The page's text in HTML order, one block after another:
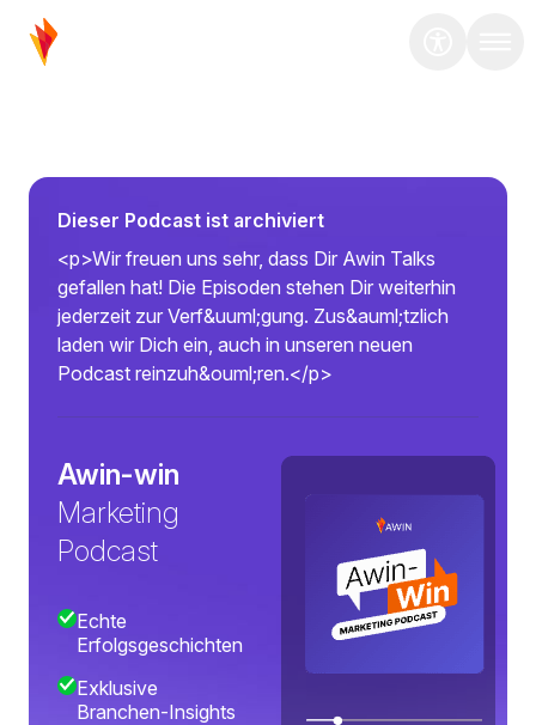
Dieser Podcast ist archiviert
<p>Wir freuen uns sehr, dass Dir Awin Talks
gefallen hat! Die Episoden stehen Dir weiterhin
jederzeit zur Verf&uuml;gung. Zus&auml;tzlich
laden wir Dich ein, auch in unseren neuen
Podcast reinzuh&ouml;ren.</p>
Awin-win
Marketing
Podcast
Echte
Erfolgsgeschichten
Exklusive
Branchen-Insights